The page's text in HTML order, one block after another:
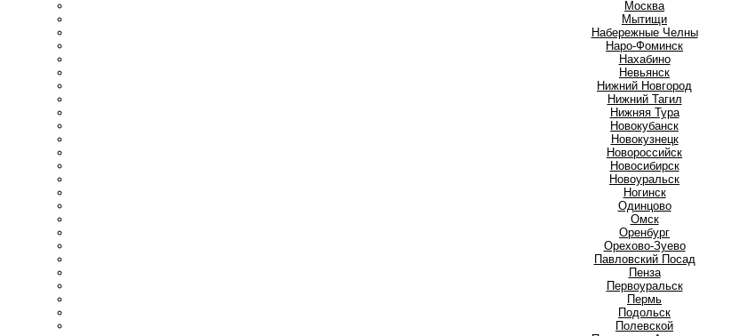
Москва
Мытищи
Набережные Челны
Наро-Фоминск
Нахабино
Невьянск
Нижний Новгород
Нижний Тагил
Нижняя Тура
Новокубанск
Новокузнецк
Новороссийск
Новосибирск
Новоуральск
Ногинск
Одинцово
Омск
Оренбург
Орехово-Зуево
Павловский Посад
Пенза
Первоуральск
Пермь
Подольск
Полевской